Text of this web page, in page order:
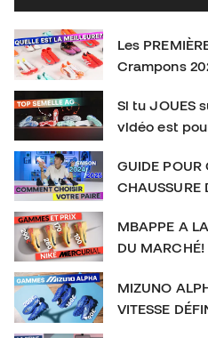
commentaire et n’oublie pas
contenu exclusif sur le
👉 Abonne-toi et active la
foot. SOCIAL : IG :
https://www.instagram.com/
https://www.tiktok.com/
football :
Les
Crampons
Si tu JOUES
vidéo est
GUIDE POUR
CHAUSSURE
MBAPPE A
DU MARCHÉ!
MIZUNO
VITESSE